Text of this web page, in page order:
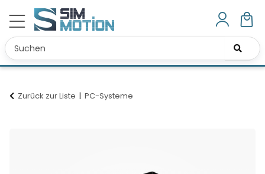
Zurück zur Liste PC-Systeme